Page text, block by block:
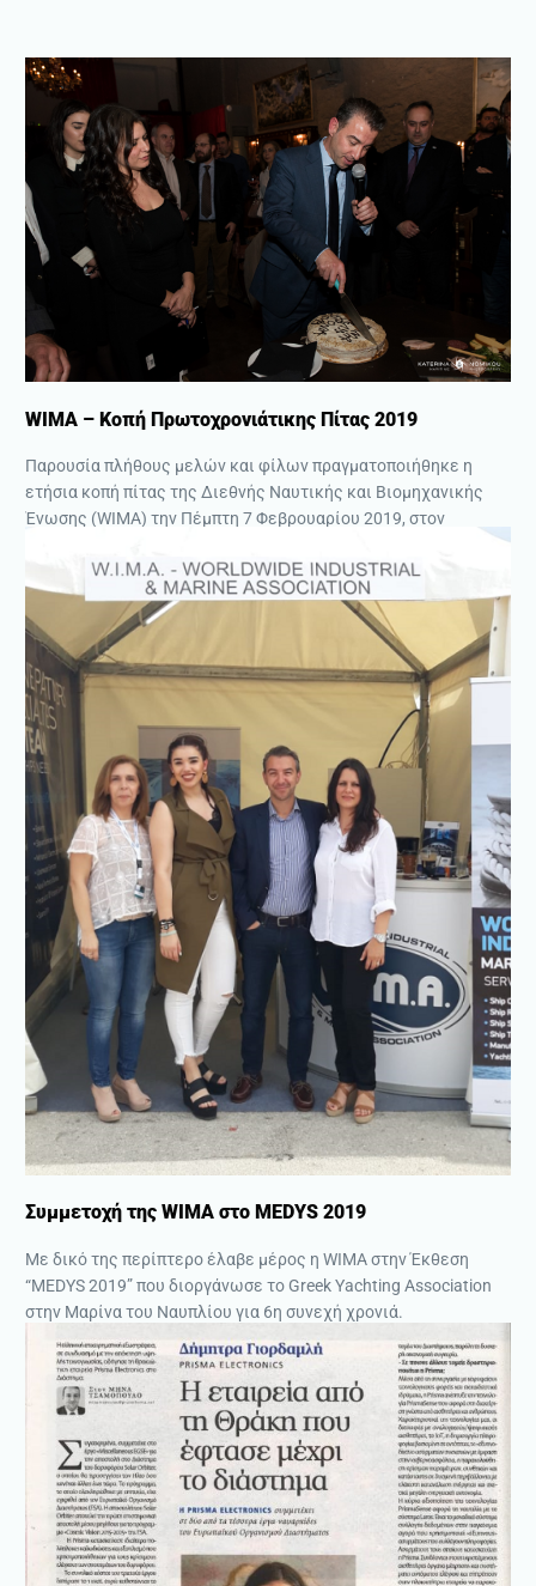
WIMA – Κοπή Πρωτοχρονιάτικης Πίτας 2019
Παρουσία πλήθους μελών και φίλων πραγματοποιήθηκε η
ετήσια κοπή πίτας της Διεθνής Ναυτικής και Βιομηχανικής
Ένωσης (WIMA) την Πέμπτη 7 Φεβρουαρίου 2019, στον
ΔΙΑΒΑΣΤΕ ΠΕΡΙΣΣΟΤΕΡΑ
Συμμετοχή της WIMA στο MEDYS 2019
Με δικό της περίπτερο έλαβε μέρος η WIMA στην Έκθεση
“MEDYS 2019” που διοργάνωσε το Greek Yachting Association
στην Μαρίνα του Ναυπλίου για 6η συνεχή χρονιά.
ΔΙΑΒΑΣΤΕ ΠΕΡΙΣΣΟΤΕΡΑ